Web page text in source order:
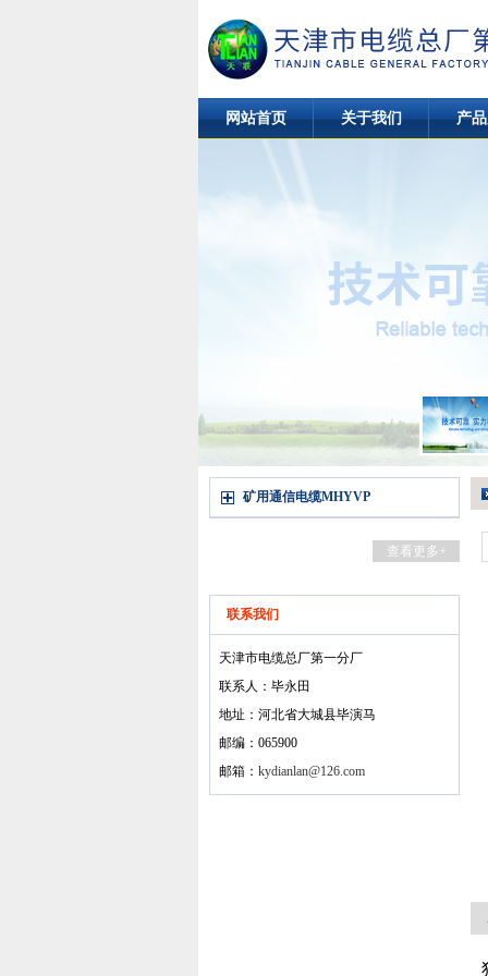
网站首页 关于我们 产
矿用通信电缆MHYVP
查看更多+
联系我们
天津市电缆总厂第一分厂
联系人：毕永田
地址：河北省大城县毕演马
邮编：065900
邮箱： kydianlan@126.com